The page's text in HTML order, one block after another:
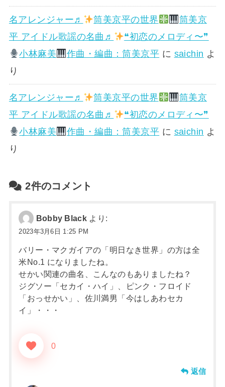
名アレンジャー♬ 筒美京平の世界
筒美京
平 アイドル歌謡の名曲♬
❝初恋のメロディ〜❞
小林麻美
作曲・編曲：筒美京平 に saichin よ
り
名アレンジャー♬ 筒美京平の世界
筒美京
平 アイドル歌謡の名曲♬
❝初恋のメロディ〜❞
小林麻美
作曲・編曲：筒美京平 に saichin よ
り
2件のコメント
Bobby Black より:
2023年3月6日 1:25 PM
バリー・マクガイアの「明日なき世界」の方は全
米No.1 になりましたね。
せかい関連の曲名、こんなのもありましたね？
ジグソー「セカイ・ハイ」、ピンク・フロイド
「おっせかい」、佐川満男「今はしあわセカ
イ」・・・
0
返信